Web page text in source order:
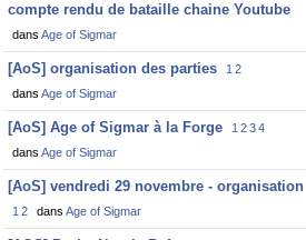
compte rendu de bataille chaine Youtube
dans Age of Sigmar
[AoS] organisation des parties 1 2
dans Age of Sigmar
[AoS] Age of Sigmar à la Forge 1 234
dans Age of Sigmar
[AoS] vendredi 29 novembre - organisation
1 2 dans Age of Sigmar